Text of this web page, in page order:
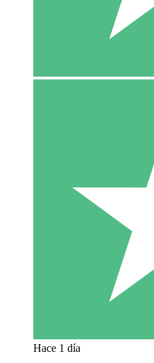
Hace 1 día